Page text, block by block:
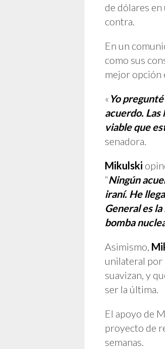
de dólares
contra.
En un
como sus
mejor opción
« Yo
acuerdo.
viable que
senadora.
Mikulski
“Ningún
iraní. He
General es
bomba
Asimismo,
unilateral por
suavizan, y
ser la última.
El apoyo de
proyecto de
semanas.